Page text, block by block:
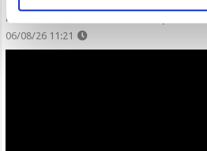
interni, limiti a investimenti per retail
06/08/26 11:21